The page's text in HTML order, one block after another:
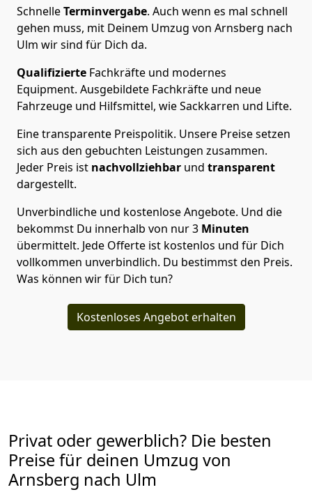
SchnelleTerminvergabe. Auch wenn es mal schnell
gehen muss, mit Deinem Umzug von Arnsberg nach
Ulm wir sind für Dich da.
Qualifizierte Fachkräfte und modernes
Equipment. Ausgebildete Fachkräfte und neue
Fahrzeuge und Hilfsmittel, wie Sackkarren und Lifte.
Eine transparente Preispolitik. Unsere Preise setzen
sich aus den gebuchten Leistungen zusammen.
Jeder Preis ist nachvollziehbar und transparent
dargestellt.
Unverbindliche und kostenlose Angebote. Und die
bekommst Du innerhalb von nur3 Minuten
übermittelt. Jede Offerte ist kostenlos und für Dich
vollkommen unverbindlich. Du bestimmst den Preis.
Was können wir für Dich tun?
Kostenloses Angebot erhalten
Privat oder gewerblich? Die besten
Preise für deinen Umzug von
Arnsberg nach Ulm